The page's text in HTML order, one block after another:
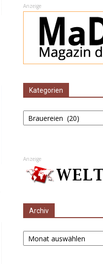
Anzeige
Kategorien
Kategorien
Anzeige
Archiv
Archiv